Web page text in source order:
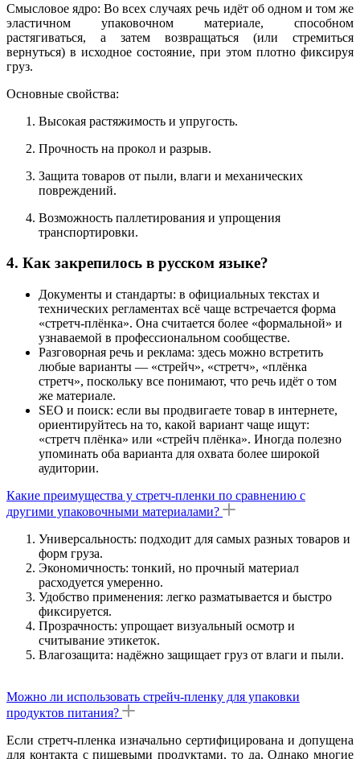
Смысловое ядро: Во всех случаях речь идёт об одном и том же
эластичном упаковочном материале, способном
растягиваться, а затем возвращаться (или стремиться
вернуться) в исходное состояние, при этом плотно фиксируя
груз.
Основные свойства:
Высокая растяжимость и упругость.
Прочность на прокол и разрыв.
Защита товаров от пыли, влаги и механических
повреждений.
Возможность паллетирования и упрощения
транспортировки.
4. Как закрепилось в русском языке?
Документы и стандарты: в официальных текстах и
технических регламентах всё чаще встречается форма
«стретч-плёнка». Она считается более «формальной» и
узнаваемой в профессиональном сообществе.
Разговорная речь и реклама: здесь можно встретить
любые варианты — «стрейч», «стретч», «плёнка
стретч», поскольку все понимают, что речь идёт о том
же материале.
SEO и поиск: если вы продвигаете товар в интернете,
ориентируйтесь на то, какой вариант чаще ищут:
«стретч плёнка» или «стрейч плёнка». Иногда полезно
упоминать оба варианта для охвата более широкой
аудитории.
Какие преимущества у стретч-пленки по сравнению с
другими упаковочными материалами?
Универсальность: подходит для самых разных товаров и
форм груза.
Экономичность: тонкий, но прочный материал
расходуется умеренно.
Удобство применения: легко разматывается и быстро
фиксируется.
Прозрачность: упрощает визуальный осмотр и
считывание этикеток.
Влагозащита: надёжно защищает груз от влаги и пыли.
Можно ли использовать стрейч-пленку для упаковки
продуктов питания?
Если стретч-пленка изначально сертифицирована и допущена
для контакта с пищевыми продуктами, то да. Однако многие